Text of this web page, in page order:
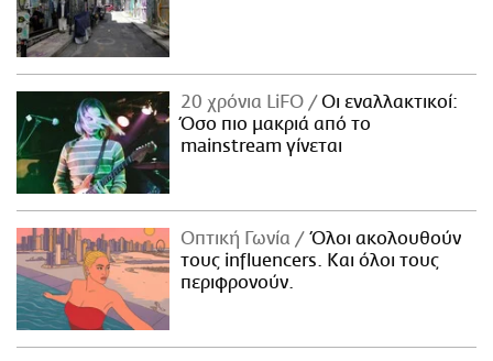
20 χρόνια LiFO
Οι εναλλακτικοί:
Όσο πιο μακριά από το
mainstream γίνεται
Οπτική Γωνία
Όλοι ακολουθούν
τους influencers. Και όλοι τους
περιφρονούν.